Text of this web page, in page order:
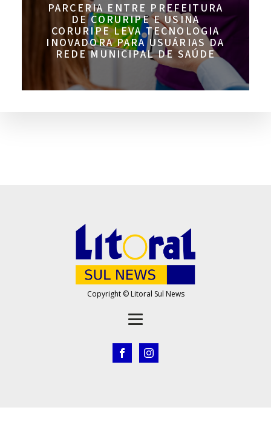
PARCERIA ENTRE PREFEITURA
DE CORURIPE E USINA
CORURIPE LEVA TECNOLOGIA
INOVADORA PARA USUÁRIAS DA
REDE MUNICIPAL DE SAÚDE
Copyright © Litoral Sul News